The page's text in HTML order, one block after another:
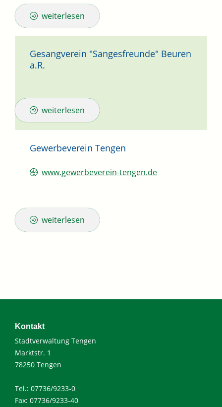
weiterlesen
Gesangverein "Sangesfreunde" Beuren
a.R.
weiterlesen
Gewerbeverein Tengen
www.gewerbeverein-tengen.de
weiterlesen
Kontakt
Stadtverwaltung Tengen
Marktstr. 1
78250 Tengen
Tel.: 07736/9233-0
Fax: 07736/9233-40